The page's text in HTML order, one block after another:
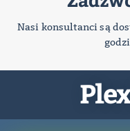
Nasi konsultanci są